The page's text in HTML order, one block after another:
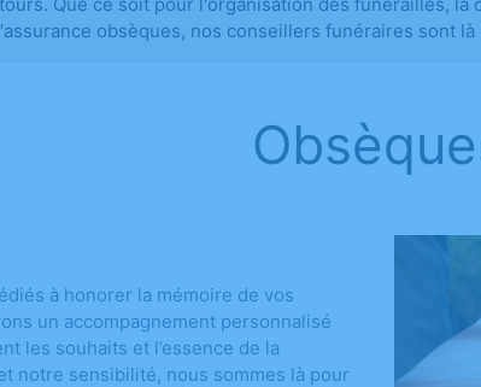
obsèques, nos conseillers funéraires sont
à honorer la mémoire de vos
un accompagnement personnalisé
les souhaits et l’essence de la
notre sensibilité, nous sommes là pour